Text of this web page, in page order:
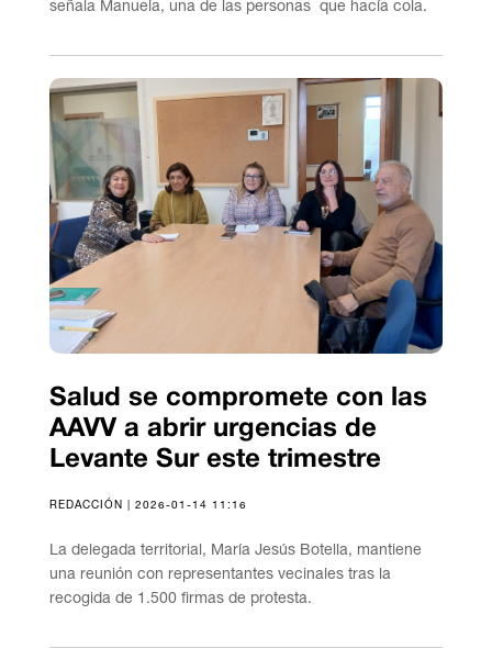
señala Manuela, una de las personas que hacía cola.
Salud se compromete con las
AAVV a abrir urgencias de
Levante Sur este trimestre
REDACCIÓN | 2026-01-14 11:16
La delegada territorial, María Jesús Botella, mantiene
una reunión con representantes vecinales tras la
recogida de 1.500 firmas de protesta.